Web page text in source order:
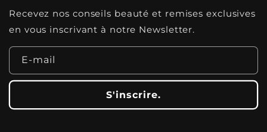
Recevez nos conseils beauté et remises exclusives
en vous inscrivant à notre Newsletter.
E-mail
S'inscrire.